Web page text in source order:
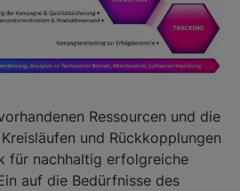
Ressourcen und die
und Rückkopplungen
für nachhaltig erfolgreiche
auf die Bedürfnisse des